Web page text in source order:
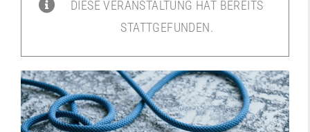
DIESE VERANSTALTUNG HAT BEREITS
STATTGEFUNDEN.